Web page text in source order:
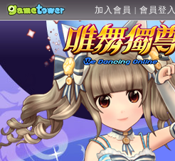
加入會員 | 會員登入